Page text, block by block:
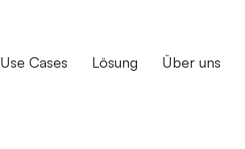
Use Cases Lösung Über uns